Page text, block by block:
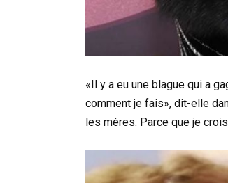
«Il y a eu une blague qui a
comment je fais», dit-elle
les mères. Parce que je